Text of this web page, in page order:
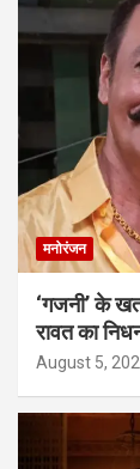
मनोरंजन
‘गजनी’ के
रावत का
August 5,